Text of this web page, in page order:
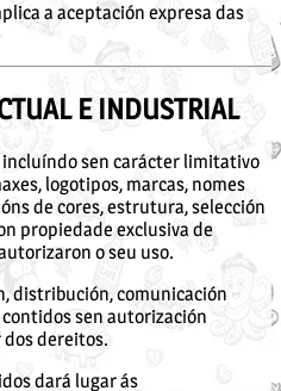
a aceptación expresa das
E INDUSTRIAL
incluíndo sen carácter limitativo
logotipos, marcas, nomes
de cores, estrutura, selección
propiedade exclusiva de
o seu uso.
distribución, comunicación
sen autorización
dereitos.
dará lugar ás